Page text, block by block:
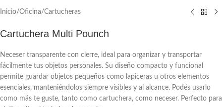
Inicio/Oficina/Cartucheras
Cartuchera Multi Pounch
Neceser transparente con cierre, ideal para organizar y transportar
fácilmente tus objetos personales. Su diseño compacto y funcional
permite guardar objetos pequeños como lapiceras u otros elementos
esenciales, manteniéndolos siempre visibles y al alcance. Podés usarlo
como más te guste, tanto como cartuchera, como neceser. Perfecto para